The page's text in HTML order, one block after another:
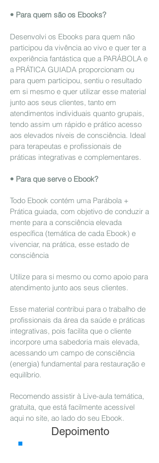
• Para quem são os Ebooks?
Desenvolvi os Ebooks para quem não
participou da vivência ao vivo e quer ter a
experiência fantástica que a PARÁBOLA e
a PRÁTICA GUIADA proporcionam ou
para quem participou, sentiu o resultado
em si mesmo e quer utilizar esse material
junto aos seus clientes, tanto em
atendimentos individuais quanto grupais,
tendo assim um rápido e prático acesso
aos elevados níveis de consciência. Ideal
para terapeutas e profissionais de
práticas integrativas e complementares.
• Para que serve o Ebook?
Todo Ebook contém uma Parábola +
Prática guiada, com objetivo de conduzir a
mente para a consciência elevada
específica (temática de cada Ebook) e
vivenciar, na prática, esse estado de
consciência
Utilize para si mesmo ou como apoio para
atendimento junto aos seus clientes.
Esse material contribui para o trabalho de
profissionais da área da saúde e práticas
integrativas, pois facilita que o cliente
incorpore uma sabedoria mais elevada,
acessando um campo de consciência
(energia) fundamental para restauração e
equilíbrio.
Recomendo assistir à Live-aula temática,
gratuita, que está facilmente acessível
aqui no site, ao lado do seu Ebook.
Depoimento